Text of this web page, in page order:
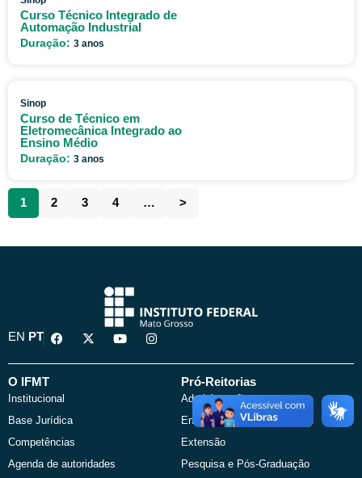
Curso Técnico Integrado de
Automação Industrial
Duração: 3 anos
Sinop
Curso de Técnico em
Eletromecânica Integrado ao
Ensino Médio
Duração: 3 anos
1 2 3 4 … >
EN PT
F
a
e
o
k
X
-
w
Y
o
t
I
n
t
O IFMT
Institucional
Base Jurídica
Competências
Agenda de autoridades
Pró-Reitorias
Administração
Ensino
Extensão
Pesquisa e Pós-Graduação